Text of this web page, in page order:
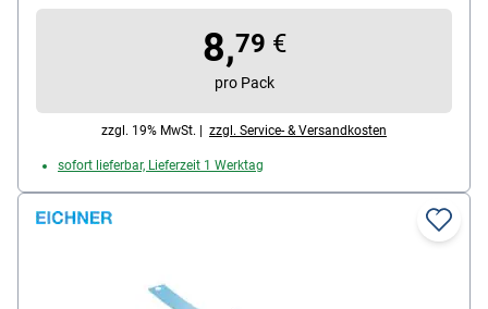
Pack: 100 Stück
8,79 €
pro Pack
zzgl. 19% MwSt. | zzgl. Service- & Versandkosten
sofort lieferbar, Lieferzeit 1 Werktag